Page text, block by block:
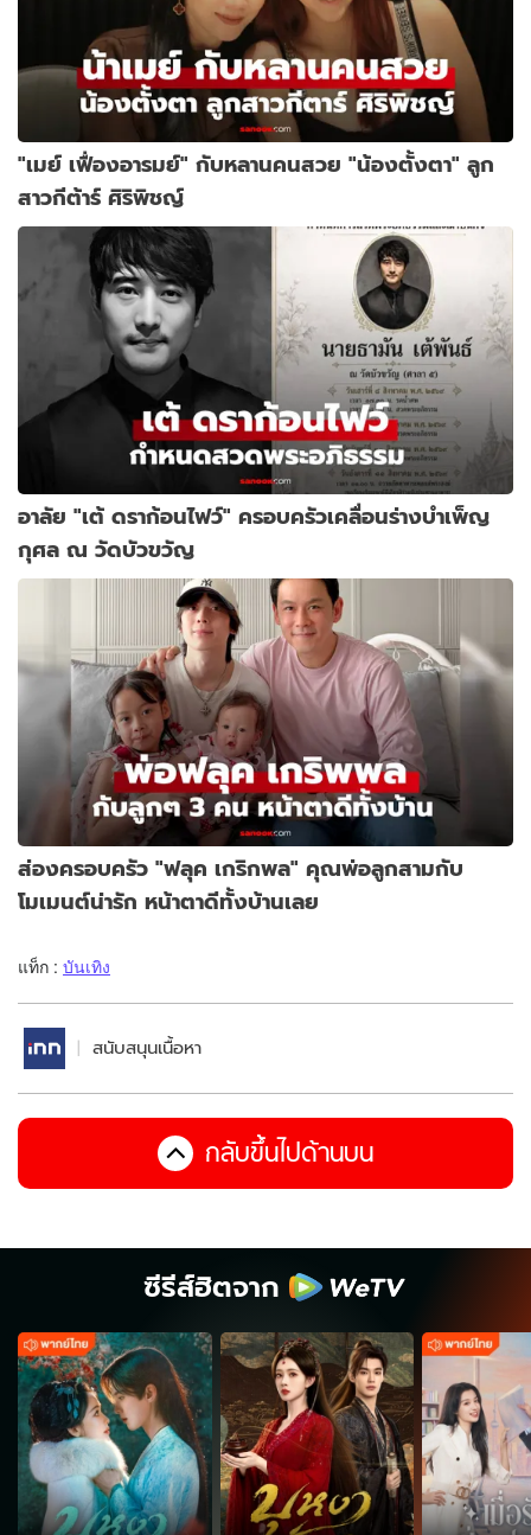
"เมย์ เฟื่องอารมย์" กับหลานคนสวย "น้องตั้งตา" ลูก
สาวกีต้าร์ ศิริพิชญ์
อาลัย "เต้ ดราก้อนไฟว์" ครอบครัวเคลื่อนร่างบำเพ็ญ
กุศล ณ วัดบัวขวัญ
ส่องครอบครัว "ฟลุค เกริกพล" คุณพ่อลูกสามกับ
โมเมนต์น่ารัก หน้าตาดีทั้งบ้านเลย
แท็ก : บันเทิง
สนับสนุนเนื้อหา
กลับขึ้นไปด้านบน
ซีรีส์ฮิตจาก